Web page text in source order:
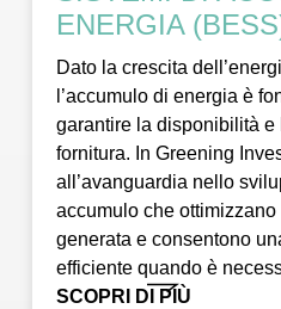
ENERGIA
Dato la crescita
l’accumulo di energia è
garantire la disponibilità e
fornitura. In Greening
all’avanguardia nello
accumulo che ottimizzano
generata e consentono
efficiente quando è
SCOPRI DI PIÙ